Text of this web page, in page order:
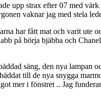
upp strax efter 07 med
vaknar jag med stela
har fått mat och varit ute
på börja bjäbba och
säng, den nya lampan
till de nya snygga
mer i fönstret .. Jag